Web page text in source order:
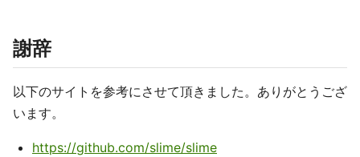
謝辞
以下のサイトを参考にさせて頂きました。ありがとうござ
います。
https://github.com/slime/slime